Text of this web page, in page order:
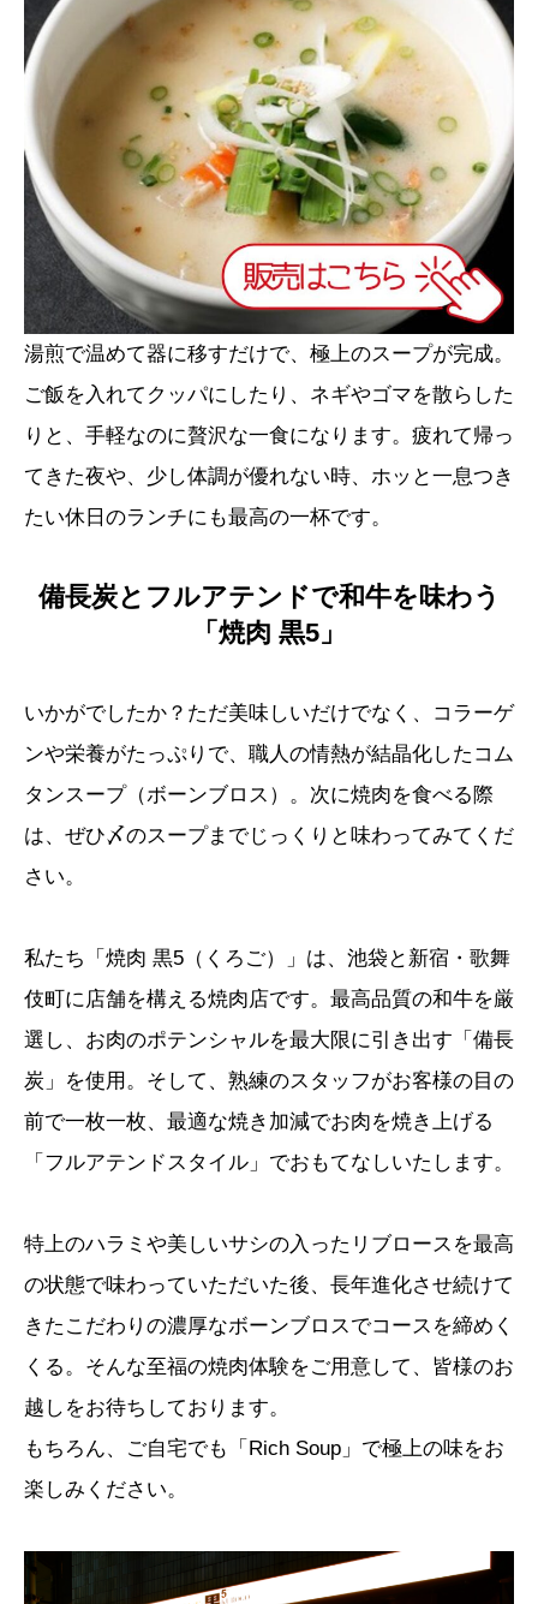
湯煎で温めて器に移すだけで、極上のスープが完成。
ご飯を入れてクッパにしたり、ネギやゴマを散らした
りと、手軽なのに贅沢な一食になります。疲れて帰っ
てきた夜や、少し体調が優れない時、ホッと一息つき
たい休日のランチにも最高の一杯です。
備長炭とフルアテンドで和牛を味わう
「焼肉 黒5」
いかがでしたか？ただ美味しいだけでなく、コラーゲ
ンや栄養がたっぷりで、職人の情熱が結晶化したコム
タンスープ（ボーンブロス）。次に焼肉を食べる際
は、ぜひ〆のスープまでじっくりと味わってみてくだ
さい。
私たち「焼肉 黒5（くろご）」は、池袋と新宿・歌舞
伎町に店舗を構える焼肉店です。最高品質の和牛を厳
選し、お肉のポテンシャルを最大限に引き出す「備長
炭」を使用。そして、熟練のスタッフがお客様の目の
前で一枚一枚、最適な焼き加減でお肉を焼き上げる
「フルアテンドスタイル」でおもてなしいたします。
特上のハラミや美しいサシの入ったリブロースを最高
の状態で味わっていただいた後、長年進化させ続けて
きたこだわりの濃厚なボーンブロスでコースを締めく
くる。そんな至福の焼肉体験をご用意して、皆様のお
越しをお待ちしております。
もちろん、ご自宅でも「Rich Soup」で極上の味をお
楽しみください。